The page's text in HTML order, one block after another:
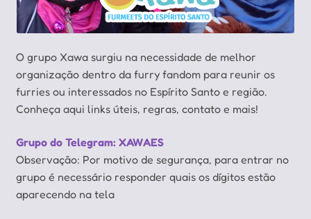
O grupo Xawa surgiu na necessidade de melhor
organização dentro da furry fandom para reunir os
furries ou interessados no Espírito Santo e região.
Conheça aqui links úteis, regras, contato e mais!
Grupo do Telegram: XAWAES
Observação: Por motivo de segurança, para entrar no
grupo é necessário responder quais os dígitos estão
aparecendo na tela